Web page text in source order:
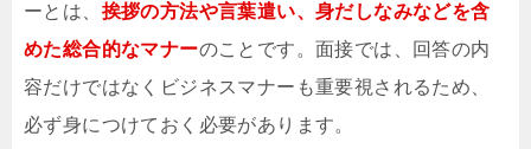
ーとは、 挨拶の方法や言葉遣い、身だしなみなどを含
めた総合的なマナーのことです。面接では、回答の内
容だけではなくビジネスマナーも重要視されるため、
必ず身につけておく必要があります。